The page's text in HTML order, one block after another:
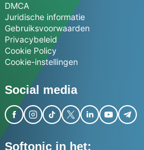
DMCA
Juridische informatie
Gebruiksvoorwaarden
Privacybeleid
Cookie Policy
Cookie-instellingen
Social media
Softonic in het: